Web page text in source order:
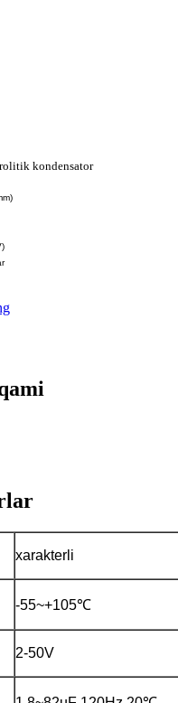
kondensator
xarakterli
-55~+105℃
2-50V